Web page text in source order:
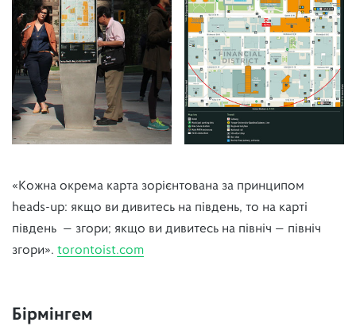
«Кожна окрема карта зорієнтована за принципом
heads-up: якщо ви дивитесь на південь, то на карті
південь — згори; якщо ви дивитесь на північ — північ
згори». torontoist.com
Бірмінгем